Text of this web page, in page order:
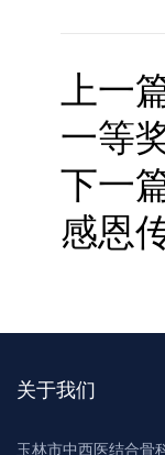
上一
一等
下一
感恩
关于我们
玉林市中西医结合骨